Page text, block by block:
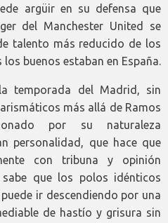
argüir en su defensa que
del Manchester United se
talento más reducido de los
buenos estaban en España.
temporada del Madrid, sin
más allá de Ramos
por su naturaleza
personalidad, que hace que
con tribuna y opinión
que los polos idénticos
ir descendiendo por una
de hastío y grisura sin